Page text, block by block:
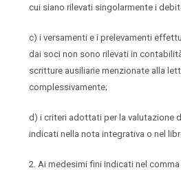
cui siano rilevati singolarmente i
c) i versamenti e i prelevamenti
dai soci non sono rilevati in
scritture ausiliarie menzionate alla
complessivamente;
d) i criteri adottati per la valutazione
indicati nella nota integrativa o nel
2. Ai medesimi fini indicati nel